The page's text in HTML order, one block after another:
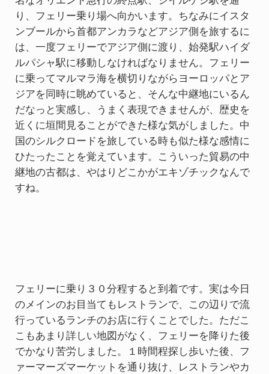
り、フェリー乗り場へ向かいます。ちなみにイスタ
ンブールから首都アンカラなどアジア側を旅するに
は、一度フェリーでアジア側に渡り、始発駅ハイダ
ルパシャ駅に移動しなければなりません。フェリー
に乗ってマルマラ海を横切りながらヨーロッパとア
ジアを同時に眺めていると、そんな中継地にいるん
だなっと実感し、うまく表現できませんが、歴史を
近くに垣間見ることができた様な気がしました。中
国のシルクロードを旅している時も似た様な感情に
ひたったことを覚えています。こういった貿易の中
継地の古都は、やはりどこかがエキゾチックなんで
すね。
フェリーに乗り３０分程すると到着です。実は今日
のメインのお目当てもレストランで、この辺りで流
行っているランチのお店に行くことでした。ただこ
こもあまり詳しい地図がなく、フェリーを降りた後
でかなり苦労しました。１時間程探し歩いた後、フ
ァーマーズマーケットを通り抜け、レストランやカ